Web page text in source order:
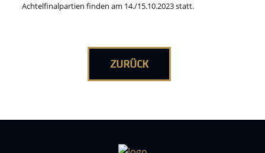
Achtelfinalpartien finden am 14./15.10.2023 statt.
ZURÜCK